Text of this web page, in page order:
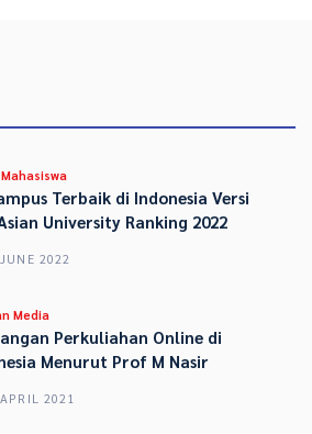
Terbaik di Indonesia Versi
University Ranking 2022
2022
Media
Perkuliahan Online di
Menurut Prof M Nasir
2021